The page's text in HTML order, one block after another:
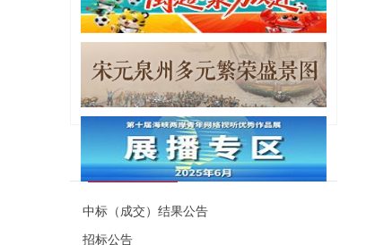
便民资讯
中标（成交）结果公告
招标公告